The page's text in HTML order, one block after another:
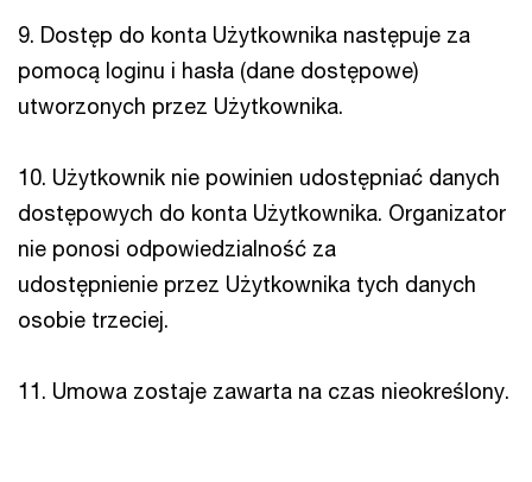
9. Dostęp do konta Użytkownika następuje za
pomocą loginu i hasła (dane dostępowe)
utworzonych przez Użytkownika.
10. Użytkownik nie powinien udostępniać danych
dostępowych do konta Użytkownika. Organizator
nie ponosi odpowiedzialność za
udostępnienie przez Użytkownika tych danych
osobie trzeciej.
11. Umowa zostaje zawarta na czas nieokreślony.